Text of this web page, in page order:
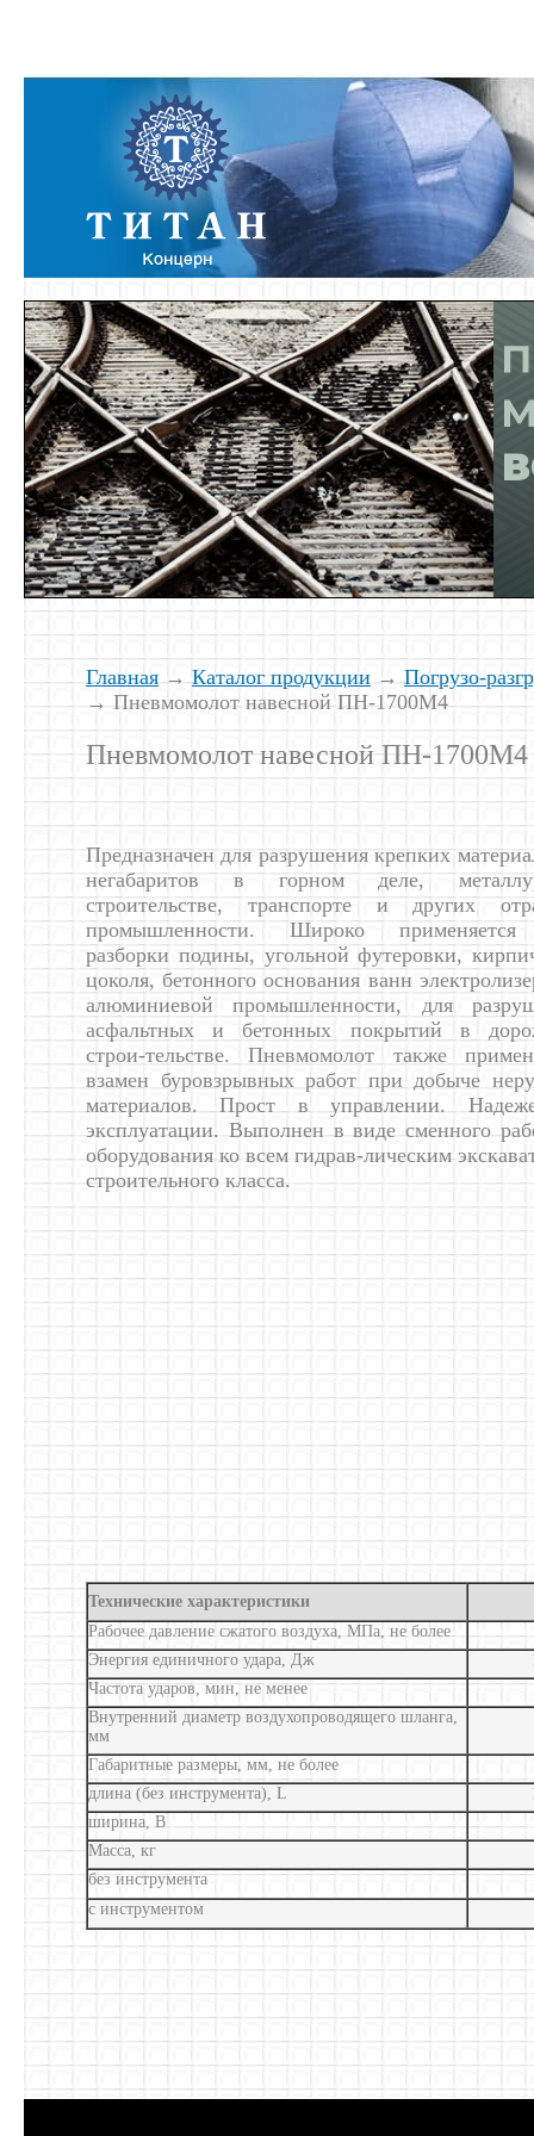
Главная→Каталог продукции →Погрузо-
→ Пневмомолот навесной ПН-1700М4
Пневмомолот навесной ПН-1700М4
Предназначен для разрушения крепких
негабаритов в горном деле,
строительстве, транспорте и других
промышленности. Широко
разборки подины, угольной футеровки,
цоколя, бетонного основания ванн
алюминиевой промышленности, для
асфальтных и бетонных покрытий в
строи-тельстве. Пневмомолот также
взамен буровзрывных работ при добыче
материалов. Прост в управлении.
эксплуатации. Выполнен в виде сменного
оборудования ко всем гидрав-лическим
строительного класса.
Технические характеристики
Рабочее давление сжатого воздуха, МПа, не более
Энергия единичного удара, Дж
Частота ударов, мин, не менее
Внутренний диаметр воздухопроводящего шланга,
мм
Габаритные размеры, мм, не более
длина (без инструмента), L
ширина, В
Масса, кг
без инструмента
с инструментом